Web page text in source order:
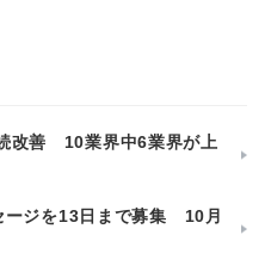
改善 10業界中6業界が上
ージを13日まで募集 10月